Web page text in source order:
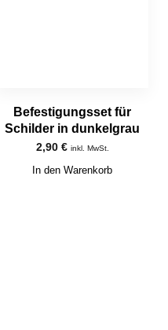
Befestigungsset für
Schilder in dunkelgrau
2,90 € inkl. MwSt.
In den Warenkorb